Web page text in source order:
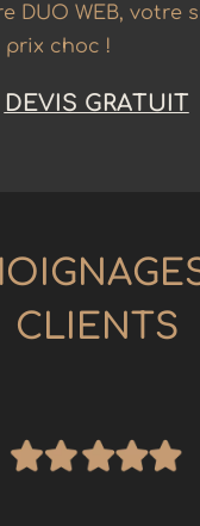
DUO WEB, votre
prix choc !
DEVIS GRATUIT
CLIENTS